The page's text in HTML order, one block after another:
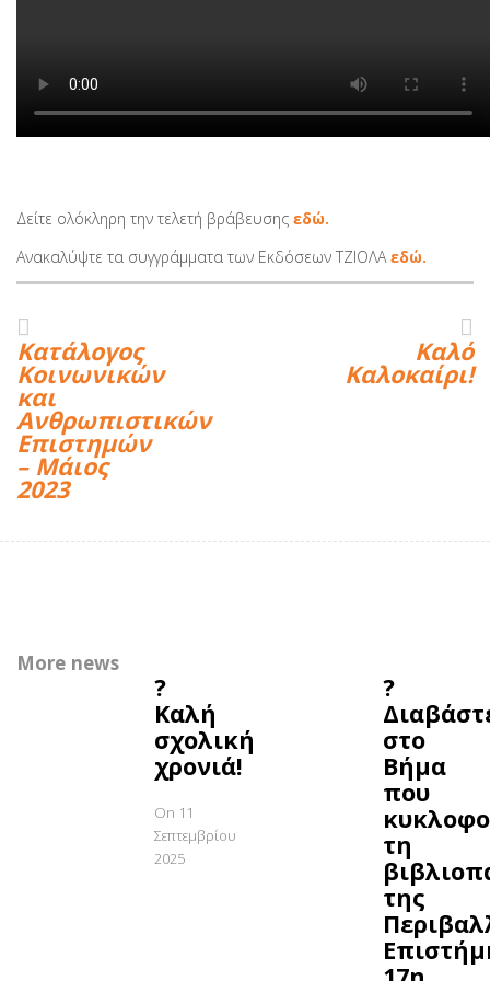
Δείτε ολόκληρη την τελετή βράβευσης εδώ.
Ανακαλύψτε τα συγγράμματα των Εκδόσεων ΤΖΙΟΛΑεδώ.
Κατάλογος
Κοινωνικών
και
Ανθρωπιστικών
Επιστημών
– Μάιος
2023
Καλό
Καλοκαίρι!
More news
?
Καλή
σχολική
χρονιά!
On 11
Σεπτεμβρίου
2025
?
στο
Βήμα
που
τη
της